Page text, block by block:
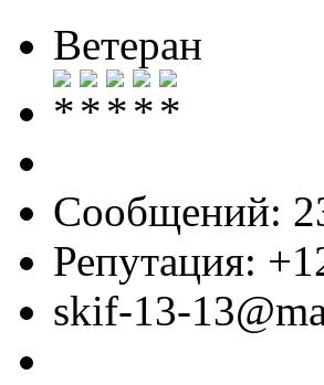
Ветеран
Сообщений:
Репутация:
skif-13-